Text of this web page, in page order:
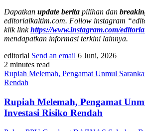
Dapatkan update berita pilihan dan
editorialkaltim.com. Follow instagram
klik linkhttps://www.instagram.com/
mendapatkan informasi terkini lainnya.
editorial Send an email 6 Juni, 2026
2 minutes read
Rupiah Melemah, Pengamat Unmul
Rendah
Rupiah Melemah, Pengamat
Investasi Risiko Rendah